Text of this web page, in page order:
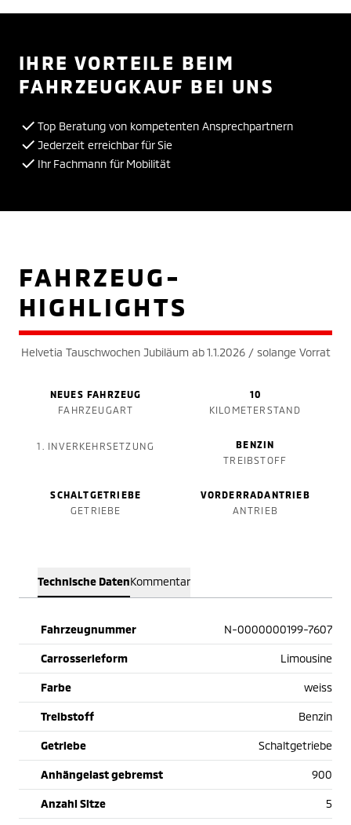
IHRE VORTEILE BEIM
FAHRZEUGKAUF BEI UNS
Top Beratung von kompetenten Ansprechpartnern
Jederzeit erreichbar für Sie
Ihr Fachmann für Mobilität
FAHRZEUG-
HIGHLIGHTS
Helvetia Tauschwochen Jubiläum ab 1.1.2026 / solange Vorrat
NEUES FAHRZEUG
FAHRZEUGART
10
KILOMETERSTAND
1. INVERKEHRSETZUNG
BENZIN
TREIBSTOFF
SCHALTGETRIEBE
GETRIEBE
VORDERRADANTRIEB
ANTRIEB
Technische DatenKommentar
Fahrzeugnummer N-0000000199-7607
Carrosserieform Limousine
Farbe weiss
Treibstoff Benzin
Getriebe Schaltgetriebe
Anhängelast gebremst 900
Anzahl Sitze 5